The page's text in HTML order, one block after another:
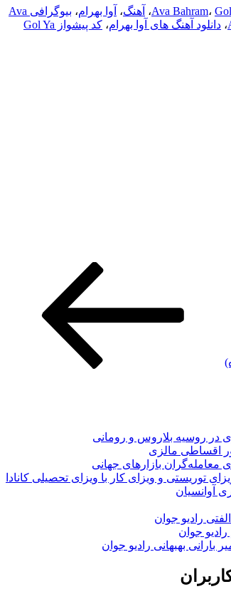
Ava Bahram، ، آهنگ، آوا بهرام،
بیوگرافی Ava
، دانلود آهنگ های آوا بهرام،
کد پیشواز Gol Ya
در روسیه بلاروس و رومانی
اقساطی مالزی
معامله‌گران بازارهای جهانی
توریستی و ویزای کار با ویزای تحصیلی کانادا
آوانسیان
رادیو جوان
جوان
بارانی بهبهانی رادیو جوان